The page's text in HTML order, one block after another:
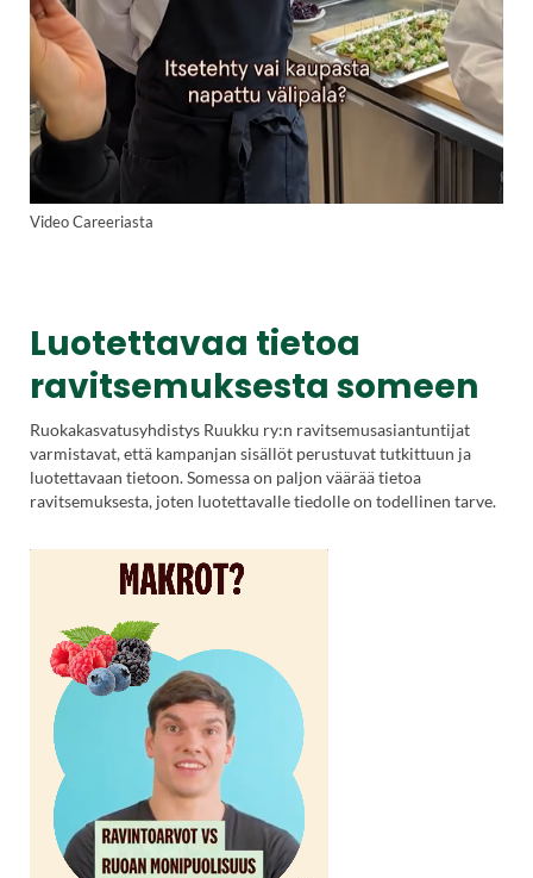
Video Careeriasta
Luotettavaa tietoa
ravitsemuksesta someen
Ruokakasvatusyhdistys Ruukku ry:n ravitsemusasiantuntijat
varmistavat, että kampanjan sisällöt perustuvat tutkittuun ja
luotettavaan tietoon. Somessa on paljon väärää tietoa
ravitsemuksesta, joten luotettavalle tiedolle on todellinen tarve.